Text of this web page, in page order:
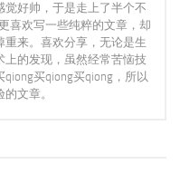
好帅，于是走上了半个不
喜欢写一些纯粹的文章，却
来。喜欢分享，无论是生
的发现，虽然经常苦恼技
买qiong买qiong，所以
文章。